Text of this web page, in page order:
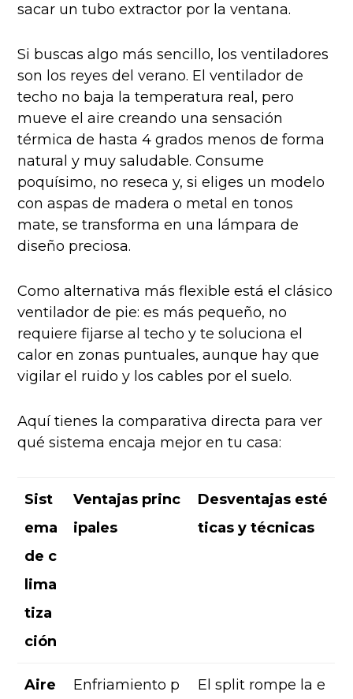
sacar un tubo extractor por la ventana.
Si buscas algo más sencillo, los ventiladores
son los reyes del verano. El ventilador de
techo no baja la temperatura real, pero
mueve el aire creando una sensación
térmica de hasta 4 grados menos de forma
natural y muy saludable. Consume
poquísimo, no reseca y, si eliges un modelo
con aspas de madera o metal en tonos
mate, se transforma en una lámpara de
diseño preciosa.
Como alternativa más flexible está el clásico
ventilador de pie: es más pequeño, no
requiere fijarse al techo y te soluciona el
calor en zonas puntuales, aunque hay que
vigilar el ruido y los cables por el suelo.
Aquí tienes la comparativa directa para ver
qué sistema encaja mejor en tu casa:
Sist
ema
de c
lima
tiza
ción
Ventajas princ
ipales
Desventajas esté
ticas y técnicas
Aire Enfriamiento p El split rompe la e